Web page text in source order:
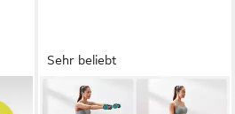
Sehr beliebt
SONGMICS